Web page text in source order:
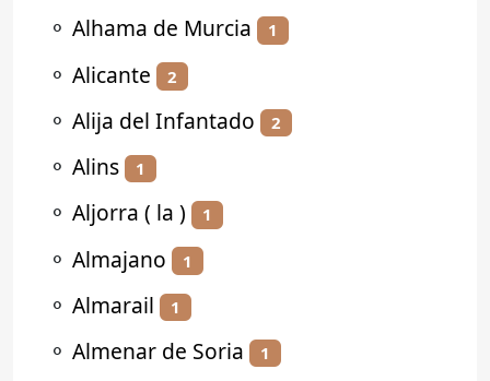
⚬ Alhama de Murcia 1
⚬ Alicante 2
⚬ Alija del Infantado 2
⚬ Alins 1
⚬ Aljorra ( la ) 1
⚬ Almajano 1
⚬ Almarail 1
⚬ Almenar de Soria 1